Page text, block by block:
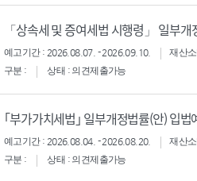
「상속세 및 증여세법 시행령」 일부
예고기간 : 2026.08.07. - 2026.09.10.
재산
구분 :
상태 : 의견제출가능
｢부가가치세법｣ 일부개정법률(안) 입법
예고기간 : 2026.08.04. - 2026.08.20.
재산
구분 :
상태 : 의견제출가능